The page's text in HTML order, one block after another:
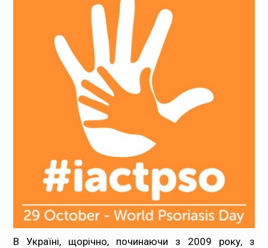
Медпрацівникам
Карта сайта
В Україні, щорічно, починаючи з 2009 року, з